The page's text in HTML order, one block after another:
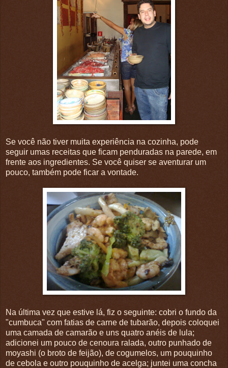
Se você não tiver muita experiência na cozinha, pode
seguir umas receitas que ficam penduradas na parede, em
frente aos ingredientes. Se você quiser se aventurar um
pouco, também pode ficar a vontade.
Na última vez que estive lá, fiz o seguinte: cobri o fundo da
"cumbuca" com fatias de carne de tubarão, depois coloquei
uma camada de camarão e uns quatro anéis de lula;
adicionei um pouco de cenoura ralada, outro punhado de
moyashi (o broto de feijão), de cogumelos, um pouquinho
de cebola e outro pouquinho de acelga; juntei uma concha